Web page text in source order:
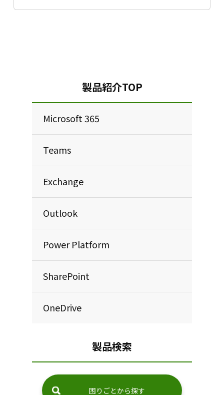
製品紹介TOP
Microsoft 365
Teams
Exchange
Outlook
Power Platform
SharePoint
OneDrive
製品検索
困りごとから探す